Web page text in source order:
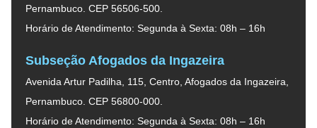
Pernambuco. CEP 56506-500.
Horário de Atendimento: Segunda à Sexta: 08h – 16h
Subseção Afogados da Ingazeira
Avenida Artur Padilha, 115, Centro, Afogados da Ingazeira,
Pernambuco. CEP 56800-000.
Horário de Atendimento: Segunda à Sexta: 08h – 16h